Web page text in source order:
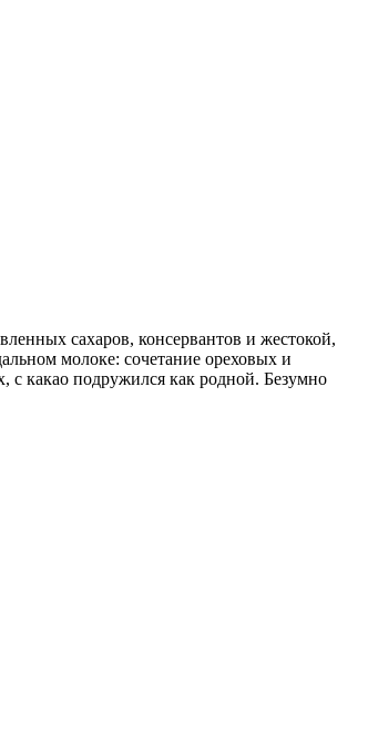
сахаров, консервантов и жестокой,
молоке: сочетание ореховых и
какао подружился как родной. Безумно